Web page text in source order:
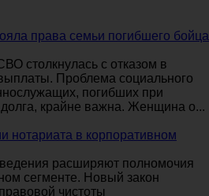
права семьи погибшего бойца
столкнулась с отказом в
Проблема социального
погибших при
крайне важна. Женщина о...
нотариата в корпоративном
расширяют полномочия
сегменте. Новый закон
чистоты